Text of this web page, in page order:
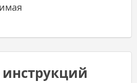
инструкций